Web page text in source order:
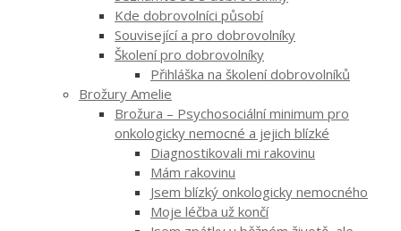
Kde dobrovolníci působí
Související a pro dobrovolníky
Školení pro dobrovolníky
Přihláška na školení dobrovolníků
Brožury Amelie
Brožura – Psychosociální minimum pro
onkologicky nemocné a jejich blízké
Diagnostikovali mi rakovinu
Mám rakovinu
Jsem blízký onkologicky nemocného
Moje léčba už končí